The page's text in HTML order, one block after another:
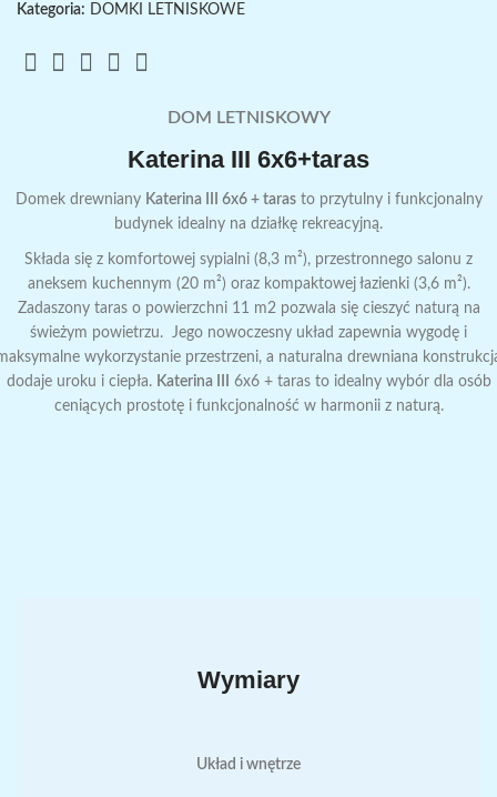
Kategoria: DOMKI LETNISKOWE
DOM LETNISKOWY
Katerina III 6x6+taras
Domek drewniany Katerina III 6x6 + tarasto przytulny i funkcjonalny
budynek idealny na działkę rekreacyjną.
Składa się z komfortowej sypialni (8,3 m²), przestronnego salonu z
aneksem kuchennym (20 m²) oraz kompaktowej łazienki (3,6 m²).
Zadaszony taras o powierzchni 11 m2 pozwala się cieszyć naturą na
świeżym powietrzu. Jego nowoczesny układ zapewnia wygodę i
wykorzystanie przestrzeni, a naturalna drewniana
dodaje uroku i ciepła. Katerina III
6x6 + taras to idealny wybór dla osób
ceniących prostotę i funkcjonalność w harmonii z naturą.
Wymiary
Układ i wnętrze